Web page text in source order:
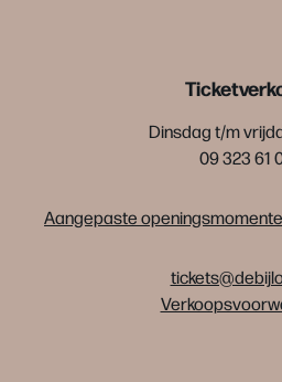
Dinsdag t/m
09 323 61
Aangepaste